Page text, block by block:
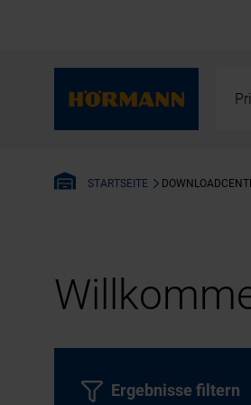
STARTSEITE
Ergebnisse filtern